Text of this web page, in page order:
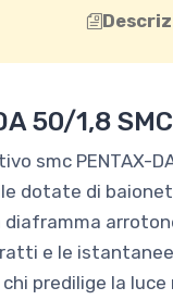
50/1,8 SMC
smc PENTAX-
dotate di
diaframma
e le
predilige la